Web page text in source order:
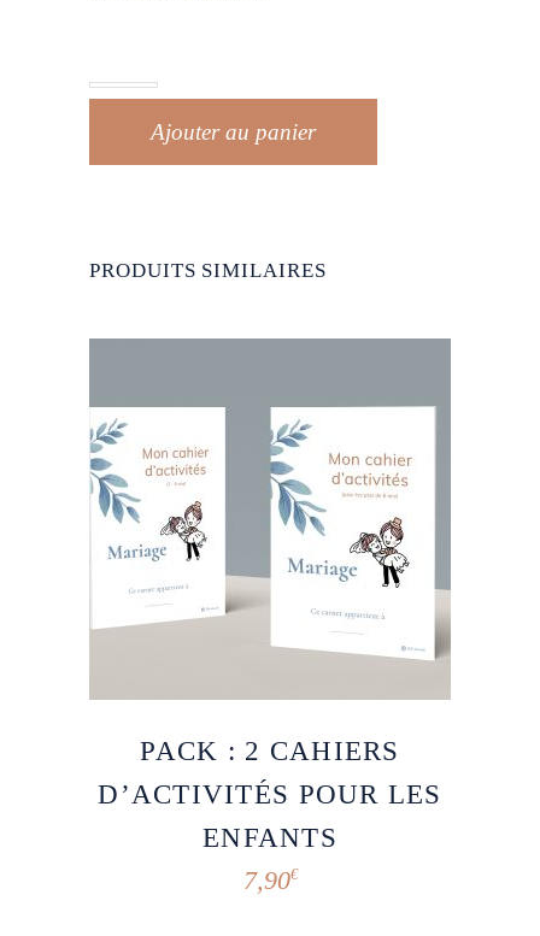
Ajouter au panier
PRODUITS SIMILAIRES
PACK : 2 CAHIERS
D’ACTIVITÉS POUR LES
ENFANTS
7,90€